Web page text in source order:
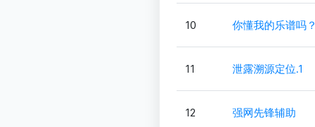
10 你懂我的乐谱吗？
11 泄露溯源定位.1
12 强网先锋辅助